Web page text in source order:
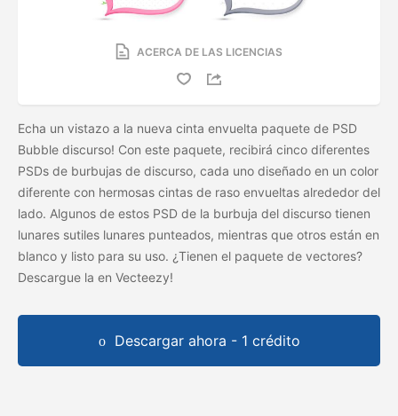
ACERCA DE LAS LICENCIAS
Echa un vistazo a la nueva cinta envuelta paquete de PSD
Bubble discurso! Con este paquete, recibirá cinco diferentes
PSDs de burbujas de discurso, cada uno diseñado en un color
diferente con hermosas cintas de raso envueltas alrededor del
lado. Algunos de estos PSD de la burbuja del discurso tienen
lunares sutiles lunares punteados, mientras que otros están en
blanco y listo para su uso. ¿Tienen el paquete de vectores?
Descargue la en Vecteezy!
Descargar ahora - 1 crédito